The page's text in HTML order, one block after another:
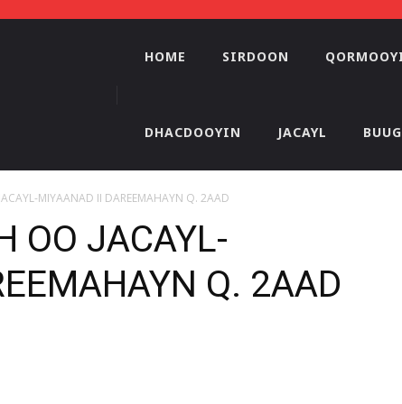
HOME SIRDOON
DHACDOOYIN JACAYL BUUG
MIYAANAD II DAREEMAHAYN Q. 2AAD
OO JACAYL-
Q. 2AAD